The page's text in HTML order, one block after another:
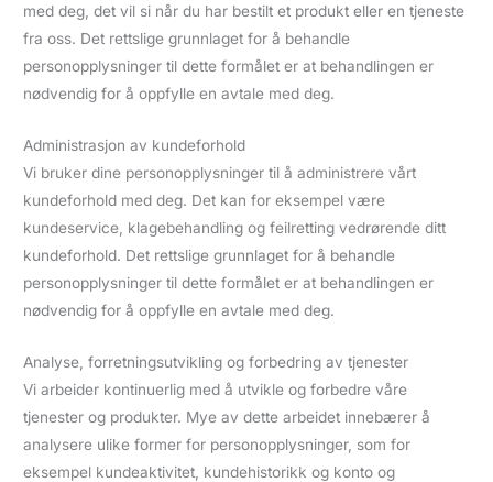
med deg, det vil si når du har bestilt et produkt eller en tjeneste
fra oss. Det rettslige grunnlaget for å behandle
personopplysninger til dette formålet er at behandlingen er
nødvendig for å oppfylle en avtale med deg.
Administrasjon av kundeforhold
Vi bruker dine personopplysninger til å administrere vårt
kundeforhold med deg. Det kan for eksempel være
kundeservice, klagebehandling og feilretting vedrørende ditt
kundeforhold. Det rettslige grunnlaget for å behandle
personopplysninger til dette formålet er at behandlingen er
nødvendig for å oppfylle en avtale med deg.
Analyse, forretningsutvikling og forbedring av tjenester
Vi arbeider kontinuerlig med å utvikle og forbedre våre
tjenester og produkter. Mye av dette arbeidet innebærer å
analysere ulike former for personopplysninger, som for
eksempel kundeaktivitet, kundehistorikk og konto og